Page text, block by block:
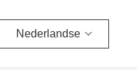
Nederlandse